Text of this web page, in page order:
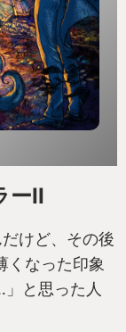
なくてェ…」
ぞ！疲れちゃ
ほっとけるわ
と真っ先に助
コントロー
大きな存在が
らゆるもの
ーII
けど、その後
くなった印象
と思った人